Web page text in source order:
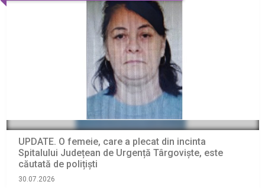
UPDATE. O femeie, care a plecat din incinta
Spitalului Județean de Urgență Târgoviște, este
căutată de polițiști
30.07.2026